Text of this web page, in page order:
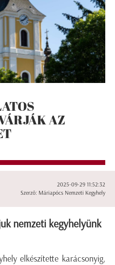
AZ
2025-09-29 11:52:32
Szerző: Máriapócs Nemzeti Kegyhely
nemzeti kegyhelyünk
elkészítette karácsonyig,